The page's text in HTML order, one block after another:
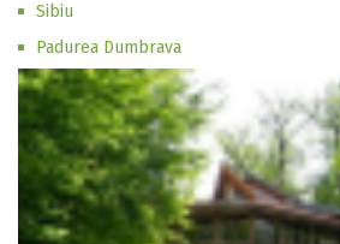
Sibiu
Padurea Dumbrava